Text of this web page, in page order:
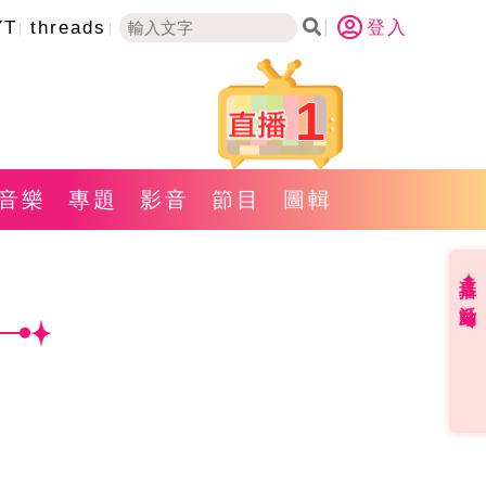
threads 登入
1
樂 專題 影音 節目 圖輯
直播✦活動